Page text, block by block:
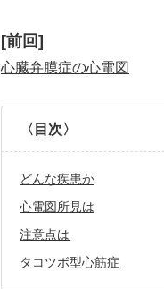
[前回]
心臓弁膜症の心電図
〈目次〉
どんな疾患か
心電図所見は
注意点は
タコツボ型心筋症